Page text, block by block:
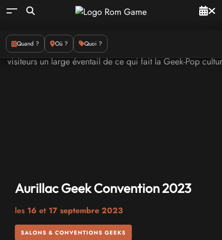
Quand ? Où ? Quoi ?
Aurillac Geek Convention 2023
les 16 et 17 septembre 2023
SALONS & CONVENTIONS GEEKS